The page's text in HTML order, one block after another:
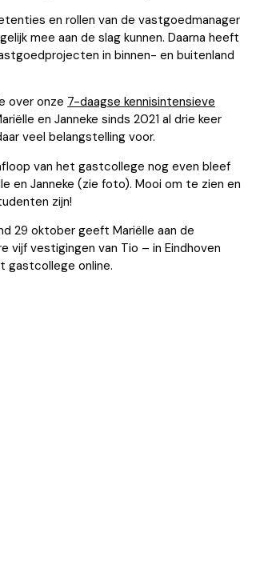
en rollen van de vastgoedmanager
mee aan de slag kunnen. Daarna heeft
in binnen- en buitenland
over onze 7-daagse kennisintensieve
en Janneke sinds 2021 al drie keer
veel belangstelling voor.
van het gastcollege nog even bleef
en Janneke (zie foto). Mooi om te zien en
zijn!
29 oktober geeft Mariëlle aan de
vijf vestigingen van Tio – in Eindhoven
gastcollege online.